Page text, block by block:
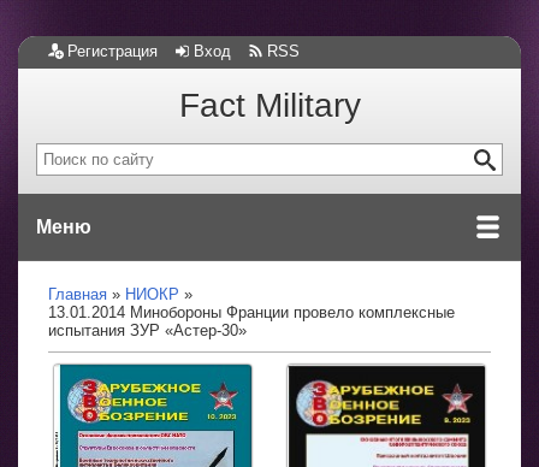
Регистрация Вход RSS
Fact Military
Меню
Главная
НИОКР
13.01.2014 Минобороны Франции провело комплексные
испытания ЗУР «Астер-30»